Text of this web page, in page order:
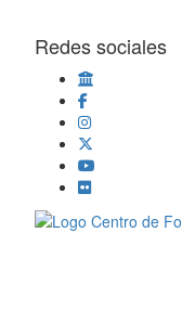
Redes sociales